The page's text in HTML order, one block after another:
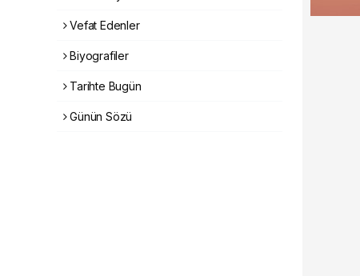
Vefat Edenler
Biyografiler
Tarihte Bugün
Günün Sözü